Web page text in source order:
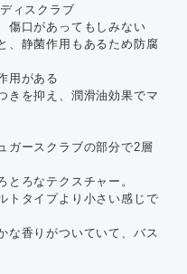
ィスクラブ
傷口があってもしみない
、静菌作用もあるため防腐
用がある
きを抑え、潤滑油効果でマ
ガースクラブの部分で2層
ろなテクスチャー。
トタイプより小さい感じで
な香りがついていて、バス